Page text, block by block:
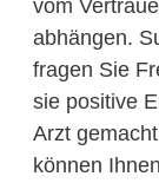
vom
abhängen.
fragen Sie
sie positive
Arzt
können